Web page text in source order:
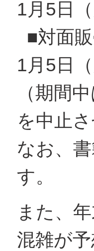
1月5日
■対面
1月5日
（期間
を中止
なお、
す。
また、
混雑が